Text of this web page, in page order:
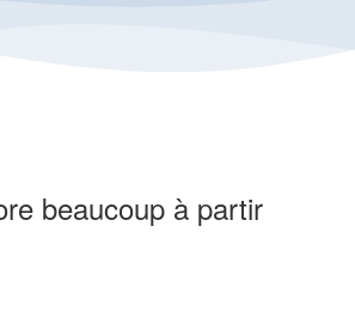
beaucoup à partir